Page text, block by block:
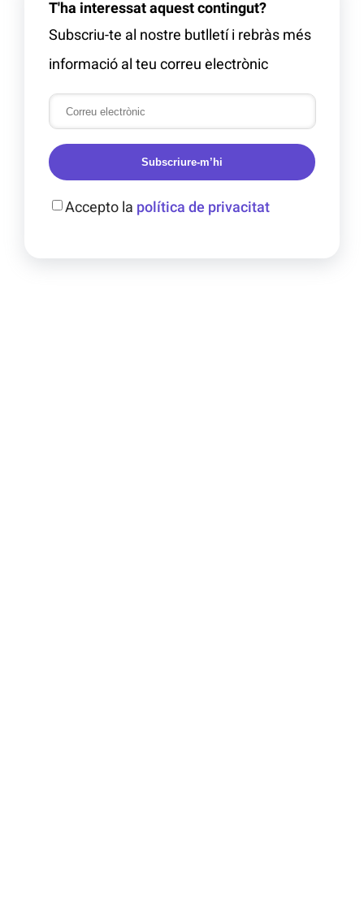
T'ha interessat aquest contingut?
Subscriu-te al nostre butlletí i rebràs més
informació al teu correu electrònic
Subscriure-m’hi
Accepto la política de privacitat